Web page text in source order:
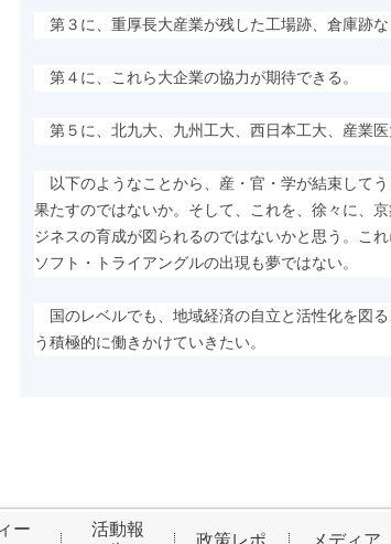
第３に、重厚長大産業が残した工場跡、倉庫跡な
第４に、これら大企業の協力が期待できる。
第５に、北九大、九州工大、西日本工大、産業医
以下のようなことから、産・官・学が結束して
果たすのではないか。そして、これを、徐々に、
ジネスの育成が図られるのではないかと思う。こ
ソフト・トライアングルの出現も夢ではない。
国のレベルでも、地域経済の自立と活性化を図
う積極的に働きかけていきたい。
ー
活動報
政策レポ メディア